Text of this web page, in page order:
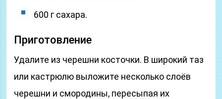
600 г сахара.
Приготовление
Удалите из черешни косточки. В широкий таз
или кастрюлю выложите несколько слоёв
черешни и смородины, пересыпая их